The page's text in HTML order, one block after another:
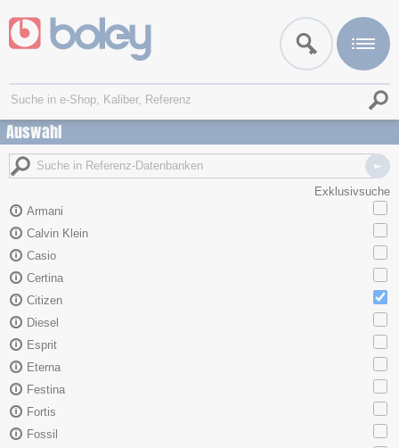
Auswahl
Exklusivsuche
Armani
Calvin Klein
Casio
Certina
Citizen
Diesel
Esprit
Eterna
Festina
Fortis
Fossil